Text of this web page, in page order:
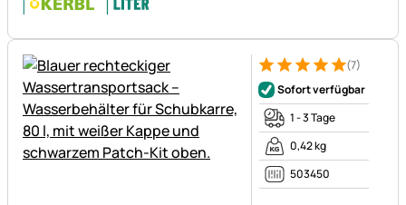
Bewertung: 5 von 5 (7
7 Bewertungen
(7)
Sofort verfügbar
1 - 3 Tage
0,42 kg
503450